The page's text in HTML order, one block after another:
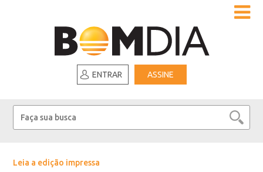
ENTRAR ASSINE
Leia a edição impressa